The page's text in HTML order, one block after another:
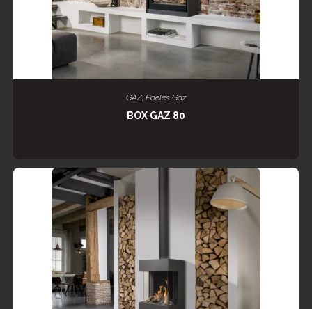
LIRE LA SUITE
GAZ, Poêles Gaz
BOX GAZ 80